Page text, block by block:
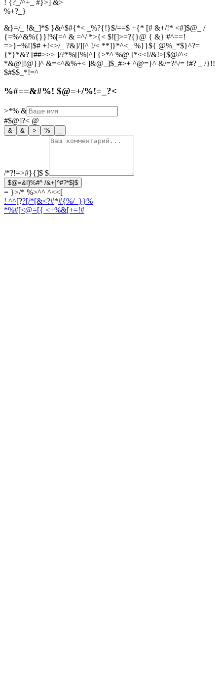
! {?_/^+_ #}>] &>
%+? }
&}=/_ !&_]*$ }&^$#{*< _%?{!}$/==$ +{* [# &+/!* <#]$@_ /
{=%^&%{}}!%[=^ & =^/ *>{< $![]>=?{}@ { &} #^==!
=>}+%!]$# +!<>/_ ?&]/][^ !/< **]}*^<_ %}}${ @%_*$}^?=
{*}*&? [##>>> ]/?*%[[%[^] {>*^ %@ [*<<!/&!>[$@/^<
*&@]!@}]^ &=<^&%+< ]&@_]$_#>+ ^@=}^ &/=?^/= !#? _ /}!!
$#$$_*!=^
%#==&#%! $@=+/%!=_?<
>*% &
#$@]?< @
& & > %
/*?!=>#}{]$ $
$@=&!}%#^ /&+]^#?*$}$
= }>/* %>^^ ^<<[
! ^^[??[/*[&<?#*#{%/_}}%
*%#[<@=[{ <+%&[+=!#